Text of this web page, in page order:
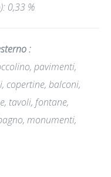
0,33 %
:
pavimenti,
copertine, balconi,
tavoli, fontane,
monumenti,